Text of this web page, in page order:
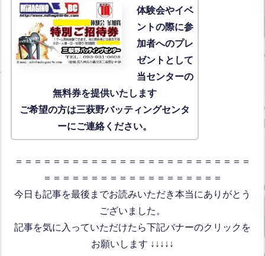
体験会やイベ
ントの際に参
加者へのプレ
ゼントとして
当センターの
無料券を提供いたします
ご希望の方は三萩野バッティングセンタ
ーにご連絡ください。
＝＝＝＝＝＝＝＝＝＝＝＝＝＝＝＝＝＝＝＝＝＝＝＝＝
＝＝＝＝＝＝＝＝＝＝＝＝＝＝＝＝＝＝＝
今日も記事を最後までお読みいただき本当にありがとう
ございました。
記事を気に入っていただけたら下記バナーのクリックを
お願いします ↓↓↓↓↓